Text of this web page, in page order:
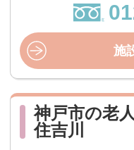
施
神戸市の老
住吉川